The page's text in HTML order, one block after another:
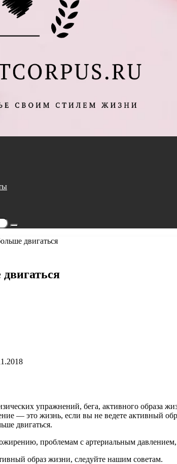
Поиск...
двигаться
упражнений, бега, активного образа
— это жизнь, если вы не ведете активный
двигаться.
проблемам с артериальным
образ жизни, следуйте нашим советам.